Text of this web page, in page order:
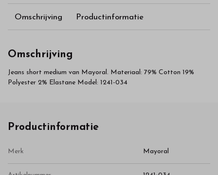
Omschrijving Productinformatie
Omschrijving
Jeans short medium van Mayoral. Materiaal: 79% Cotton 19%
Polyester 2% Elastane Model: 1241-034
Productinformatie
Merk Mayoral